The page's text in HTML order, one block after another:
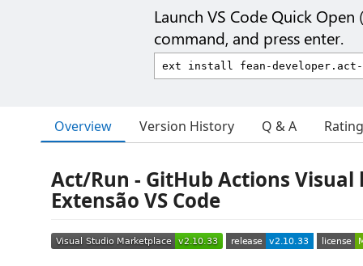
Launch VS Code Quick Open (
command, and press enter.
Overview Version History Q & A
Act/Run - GitHub Actions Visual
Extensão VS Code